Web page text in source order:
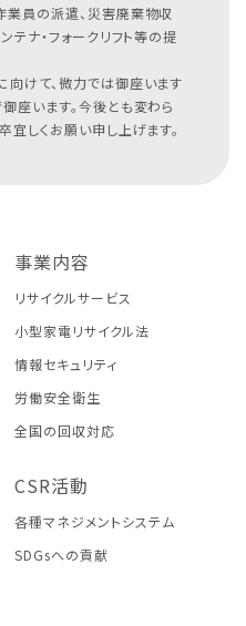
員の派遣、災害廃棄物収
テナ・フォークリフト等の提
けて、微力では御座います
座います。今後とも変わら
宜しくお願い申し上げます。
事業内容
リサイクルサービス
小型家電リサイクル法
情報セキュリティ
労働安全衛生
全国の回収対応
CSR活動
各種マネジメントシステム
SDGsへの貢献